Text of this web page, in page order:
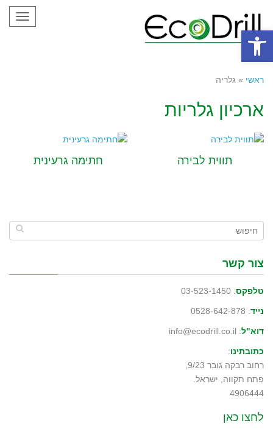
פתח סרגל נגישות
ראשי » גלריה
ארכיון גלריות
תווית לבירה חתימה גרעינית
צור קשר
טלפקס: 03-523-1450
נייד: 0528-642-878
דוא"ל: info@ecodrill.co.il
כתובתינו:
רחוב רבקה גובר 9/23,
פתח תקווה, ישראל.
4906444
לחצו כאן